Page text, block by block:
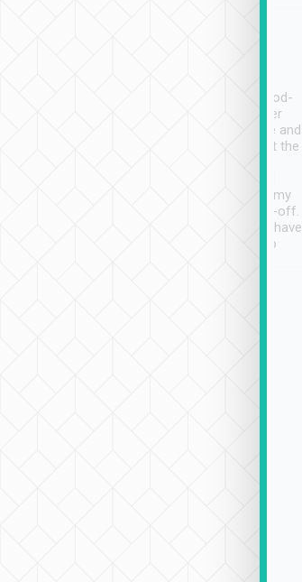
service, vehicles in good-
condition and the driver
service was awesome and
thoughtful. Driver went the
have safely arrived at my
destination after drop-off.
Definitely something I have
not seen elsewhere 👍